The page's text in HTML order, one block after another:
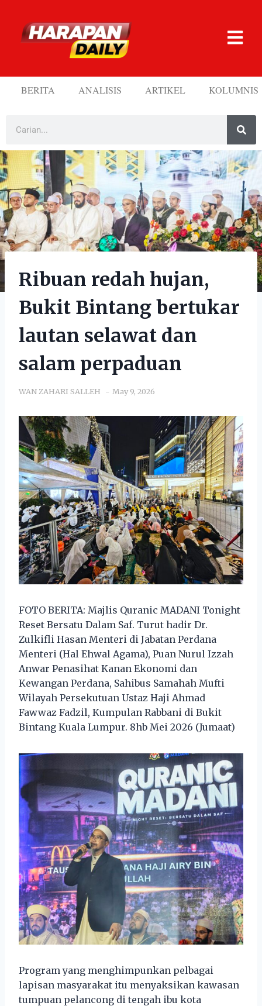
BERITA ANALISIS ARTIKEL KOLUMNIS
Ribuan redah hujan,
Bukit Bintang bertukar
lautan selawat dan
salam perpaduan
WAN ZAHARI SALLEH May 9, 2026
FOTO BERITA: Majlis Quranic MADANI Tonight
Reset Bersatu Dalam Saf. Turut hadir Dr.
Zulkifli Hasan Menteri di Jabatan Perdana
Menteri (Hal Ehwal Agama), Puan Nurul Izzah
Anwar Penasihat Kanan Ekonomi dan
Kewangan Perdana, Sahibus Samahah Mufti
Wilayah Persekutuan Ustaz Haji Ahmad
Fawwaz Fadzil, Kumpulan Rabbani di Bukit
Bintang Kuala Lumpur. 8hb Mei 2026 (Jumaat)
Program yang menghimpunkan pelbagai
lapisan masyarakat itu menyaksikan kawasan
tumpuan pelancong di tengah ibu kota